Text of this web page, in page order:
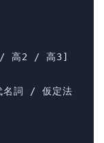
高2 / 高3]
名詞 / 仮定法